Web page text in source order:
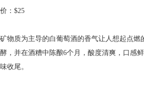
：$25
质为主导的白葡萄酒的香气让人想起点燃
，并在酒糟中陈酿6个月，酸度清爽，口感
收尾。